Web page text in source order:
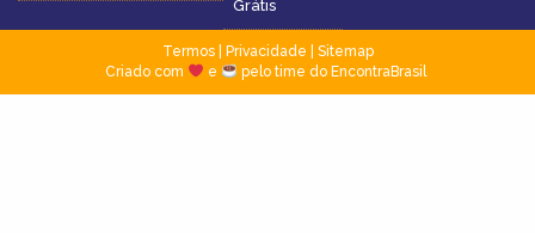
Grátis
Termos| Privacidade
Sitemap
Criado com
e pelo time do EncontraBrasil